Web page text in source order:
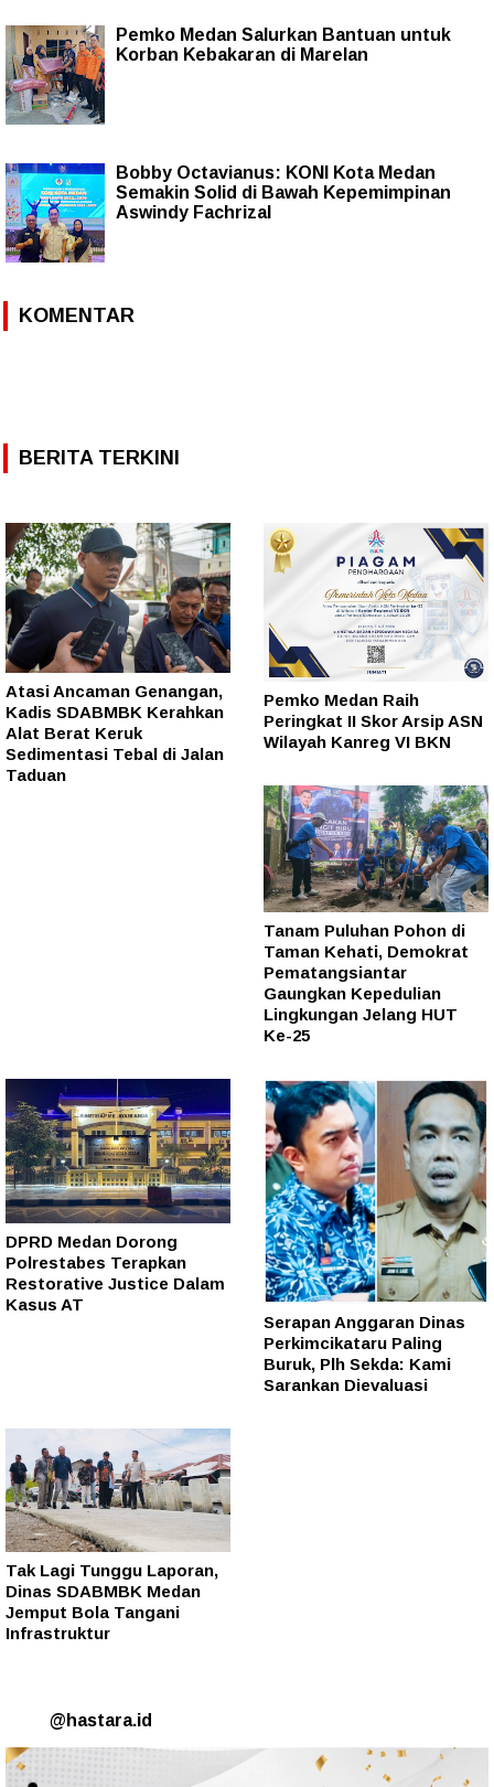
Pemko Medan Salurkan Bantuan untuk
Korban Kebakaran di Marelan
Bobby Octavianus: KONI Kota Medan
Semakin Solid di Bawah Kepemimpinan
Aswindy Fachrizal
KOMENTAR
BERITA TERKINI
Atasi Ancaman Genangan,
Kadis SDABMBK Kerahkan
Alat Berat Keruk
Sedimentasi Tebal di Jalan
Taduan
Pemko Medan Raih
Peringkat II Skor Arsip ASN
Wilayah Kanreg VI BKN
Tanam Puluhan Pohon di
Taman Kehati, Demokrat
Pematangsiantar
Gaungkan Kepedulian
Lingkungan Jelang HUT
Ke-25
DPRD Medan Dorong
Polrestabes Terapkan
Restorative Justice Dalam
Kasus AT
Serapan Anggaran Dinas
Perkimcikataru Paling
Buruk, Plh Sekda: Kami
Sarankan Dievaluasi
Tak Lagi Tunggu Laporan,
Dinas SDABMBK Medan
Jemput Bola Tangani
Infrastruktur
@hastara.id